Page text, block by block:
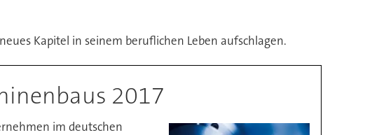
Kapitel in seinem beruflichen Leben aufschlagen.
2017
im deutschen